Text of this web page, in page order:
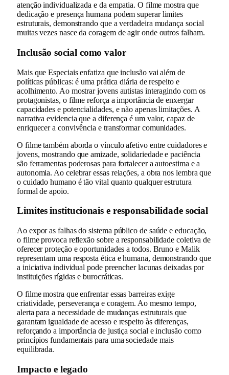
atenção individualizada e da empatia. O filme mostra que
dedicação e presença humana podem superar limites
estruturais, demonstrando que a verdadeira mudança social
muitas vezes nasce da coragem de agir onde outros falham.
Inclusão social como valor
Mais que Especiais enfatiza que inclusão vai além de
políticas públicas: é uma prática diária de respeito e
acolhimento. Ao mostrar jovens autistas interagindo com os
protagonistas, o filme reforça a importância de enxergar
capacidades e potencialidades, e não apenas limitações. A
narrativa evidencia que a diferença é um valor, capaz de
enriquecer a convivência e transformar comunidades.
O filme também aborda o vínculo afetivo entre cuidadores e
jovens, mostrando que amizade, solidariedade e paciência
são ferramentas poderosas para fortalecer a autoestima e a
autonomia. Ao celebrar essas relações, a obra nos lembra que
o cuidado humano é tão vital quanto qualquer estrutura
formal de apoio.
Limites institucionais e responsabilidade social
Ao expor as falhas do sistema público de saúde e educação,
o filme provoca reflexão sobre a responsabilidade coletiva de
oferecer proteção e oportunidades a todos. Bruno e Malik
representam uma resposta ética e humana, demonstrando que
a iniciativa individual pode preencher lacunas deixadas por
instituições rígidas e burocráticas.
O filme mostra que enfrentar essas barreiras exige
criatividade, perseverança e coragem. Ao mesmo tempo,
alerta para a necessidade de mudanças estruturais que
garantam igualdade de acesso e respeito às diferenças,
reforçando a importância de justiça social e inclusão como
princípios fundamentais para uma sociedade mais
equilibrada.
Impacto e legado